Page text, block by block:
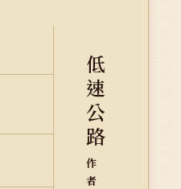
低
速
公
路
作
者